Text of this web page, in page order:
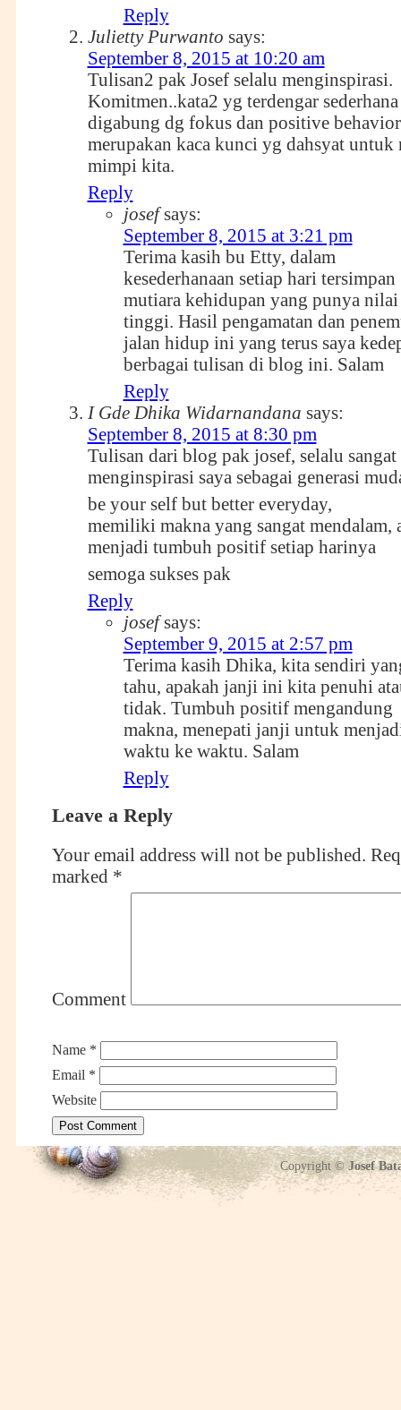
Reply
Julietty Purwanto says:
September 8, 2015 at 10:20 am
Tulisan2 pak Josef selalu menginspirasi.
Komitmen..kata2 yg terdengar
digabung dg fokus dan positive
merupakan kaca kunci yg dahsyat untuk
mimpi kita.
Reply
josef says:
September 8, 2015 at 3:21 pm
Terima kasih bu Etty, dalam
kesederhanaan setiap hari tersimpan
mutiara kehidupan yang punya nilai
tinggi. Hasil pengamatan dan
jalan hidup ini yang terus saya
berbagai tulisan di blog ini. Salam
Reply
I Gde Dhika Widarnandana says:
September 8, 2015 at 8:30 pm
Tulisan dari blog pak josef, selalu sangat
menginspirasi saya sebagai generasi
be your self but better everyday,
memiliki makna yang sangat mendalam,
menjadi tumbuh positif setiap harinya
semoga sukses pak
Reply
josef says:
September 9, 2015 at 2:57 pm
Terima kasih Dhika, kita sendiri
tahu, apakah janji ini kita penuhi
tidak. Tumbuh positif mengandung
makna, menepati janji untuk
waktu ke waktu. Salam
Reply
Leave a Reply
Your email address will not be published.
marked *
Comment
Name *
Email *
Website
Copyright ©Josef